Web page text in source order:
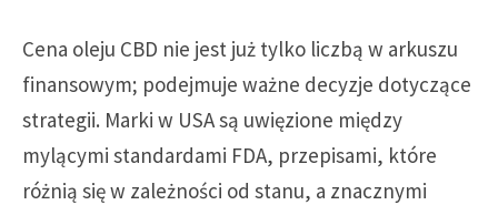
Cena oleju CBD nie jest już tylko liczbą w arkuszu
finansowym; podejmuje ważne decyzje dotyczące
strategii. Marki w USA są uwięzione między
mylącymi standardami FDA, przepisami, które
różnią się w zależności od stanu, a znacznymi